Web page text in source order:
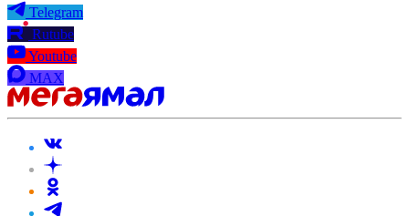
Telegram
Rutube
Youtube
MAX